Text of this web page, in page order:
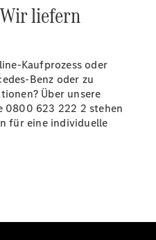
liefern
Kaufprozess oder
Benz oder zu
Über unsere
0800 623 222 2 stehen
für eine individuelle